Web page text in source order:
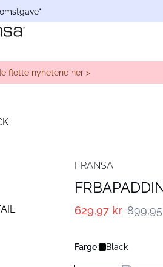
flotte nyhetene her >
FRANSA
629,97 kr
Farge: Black